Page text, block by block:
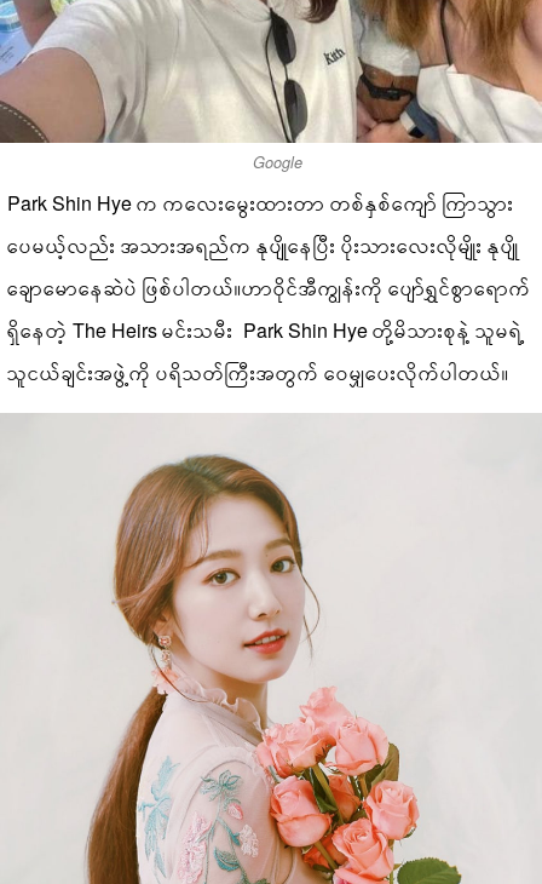
Google
Park Shin Hye က ကလေးမွေးထားတာ တစ်နှစ်ကျော် ကြာသွား
ပေမယ့်လည်း အသားအရည်က နုပျိုနေပြီး ပိုးသားလေးလိုမျိုး နုပျို
ချောမောနေဆဲပဲ ဖြစ်ပါတယ်။ဟာဝိုင်အီကျွန်းကို ပျော်ရွှင်စွာရောက်
ရှိနေတဲ့ The Heirs မင်းသမီး Park Shin Hye တို့မိသားစုနဲ့ သူမရဲ့
သူငယ်ချင်းအဖွဲ့ကို ပရိသတ်ကြီးအတွက် ဝေမျှပေးလိုက်ပါတယ်။